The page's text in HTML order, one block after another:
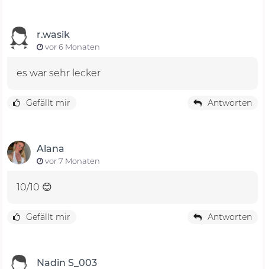
r.wasik
vor 6 Monaten
es war sehr lecker
Gefällt mir Antworten
Alana
vor 7 Monaten
10/10 😊
Gefällt mir Antworten
Nadin S_003